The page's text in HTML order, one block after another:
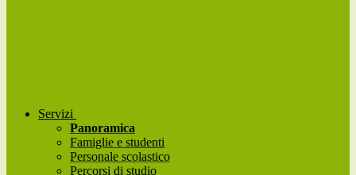
Servizi
Panoramica
Famiglie e studenti
Personale scolastico
Percorsi di studio